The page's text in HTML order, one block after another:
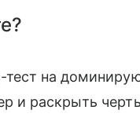
тест на
и раскрыть